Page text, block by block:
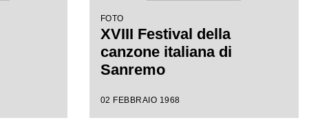
FOTO
XVIII Festival della
canzone italiana di
Sanremo
02 FEBBRAIO 1968